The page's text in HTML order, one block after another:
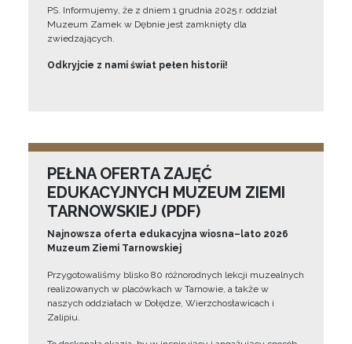
PS. Informujemy, że z dniem 1 grudnia 2025 r. oddział
Muzeum Zamek w Dębnie jest zamknięty dla
zwiedzających.
Odkryjcie z nami świat pełen historii!
PEŁNA OFERTA ZAJĘĆ
EDUKACYJNYCH MUZEUM ZIEMI
TARNOWSKIEJ (PDF)
Najnowsza oferta edukacyjna wiosna–lato 2026
Muzeum Ziemi Tarnowskiej
Przygotowaliśmy blisko 80 różnorodnych lekcji muzealnych
realizowanych w placówkach w Tarnowie, a także w
naszych oddziałach w Dołędze, Wierzchosławicach i
Zalipiu.